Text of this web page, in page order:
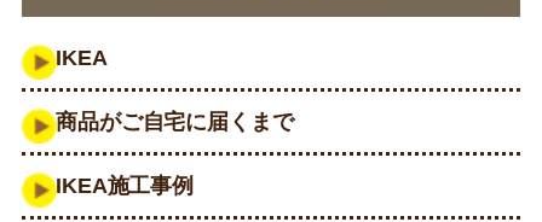
IKEA
商品がご自宅に届くまで
IKEA施工事例